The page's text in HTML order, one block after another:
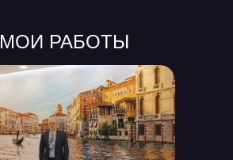
МОИ РАБОТЫ